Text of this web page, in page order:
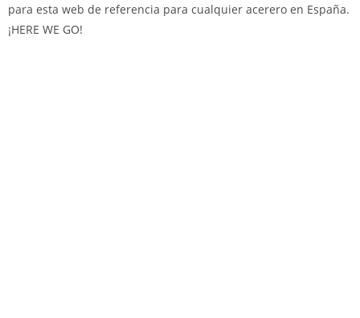
para esta web de referencia para cualquier acerero en España.
¡HERE WE GO!